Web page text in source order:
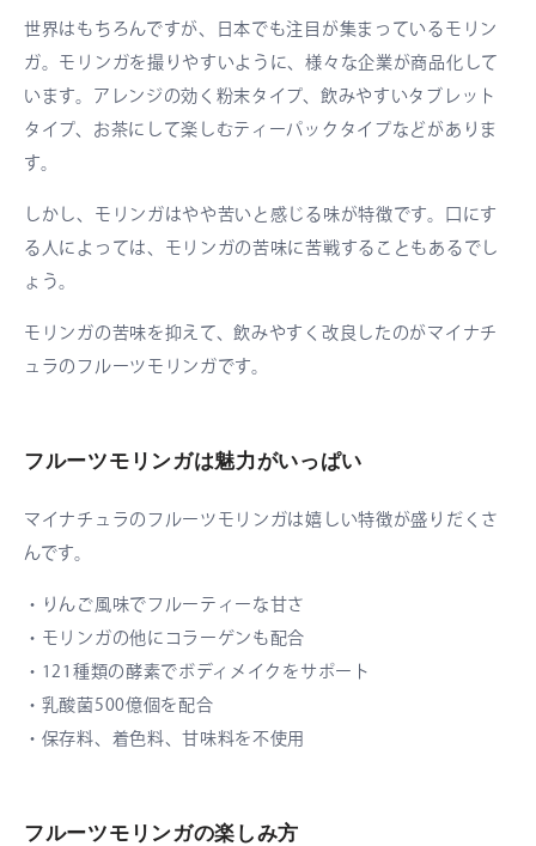
世界はもちろんですが、日本でも注目が集まっているモリン
ガ。モリンガを撮りやすいように、様々な企業が商品化して
います。アレンジの効く粉末タイプ、飲みやすいタブレット
タイプ、お茶にして楽しむティーパックタイプなどがありま
す。
しかし、モリンガはやや苦いと感じる味が特徴です。口にす
る人によっては、モリンガの苦味に苦戦することもあるでし
ょう。
モリンガの苦味を抑えて、飲みやすく改良したのがマイナチ
ュラのフルーツモリンガです。
フルーツモリンガは魅力がいっぱい
マイナチュラのフルーツモリンガは嬉しい特徴が盛りだくさ
んです。
・りんご風味でフルーティーな甘さ
・モリンガの他にコラーゲンも配合
・121種類の酵素でボディメイクをサポート
・乳酸菌500億個を配合
・保存料、着色料、甘味料を不使用
フルーツモリンガの楽しみ方